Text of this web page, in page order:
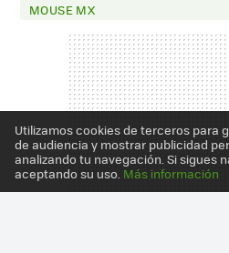
MOUSE MX
Utilizamos cookies de terceros para
de audiencia y mostrar publicidad
analizando tu navegación. Si sigues
aceptando su uso. Más información